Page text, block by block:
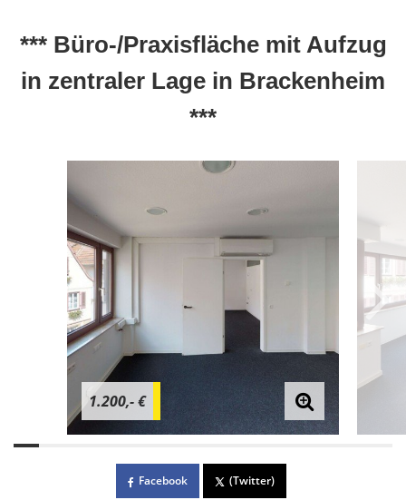
*** Büro-/Praxisfläche mit Aufzug
in zentraler Lage in Brackenheim
***
1.200,- €
Facebook (Twitter)